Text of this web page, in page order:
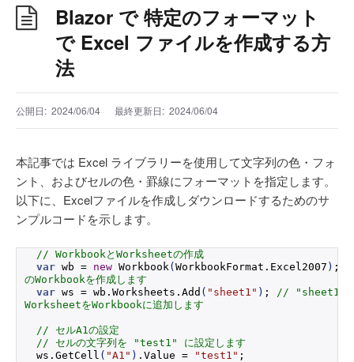
Blazor で 特定のフォーマット
で Excel ファイルを作成する方
法
公開日: 2024/06/04 最終更新日: 2024/06/04
本記事では Excel ライブラリーを使用して文字列の色・フォ
ント、およびセルの色・罫線にフォーマットを指定します。
以下に、Excelファイルを作成しダウンロードするためのサ
ンプルコードを示します。
// WorkbookとWorksheetの作成
var wb = new Workbook( WorkbookFormat. Excel2007 ) ;
のWorkbookを作成します
var ws = wb. Worksheets . Add ( "sheet1" ) ; // "sheet1"と
WorksheetをWorkbookに追加します
// セルA1の設定
// セルの文字列を "test1" に設定します
ws. GetCell ( "A1" ) . Value = "test1" ;